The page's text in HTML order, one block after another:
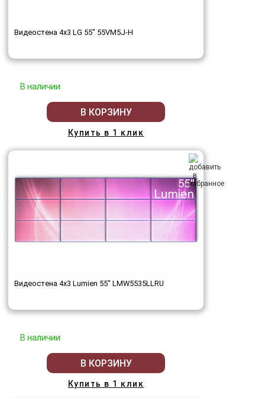
Видеостена 4x3 LG 55" 55VM5J-H
В наличии
В КОРЗИНУ
Купить в 1 клик
Видеостена 4x3 Lumien 55" LMW5535LLRU
В наличии
В КОРЗИНУ
Купить в 1 клик